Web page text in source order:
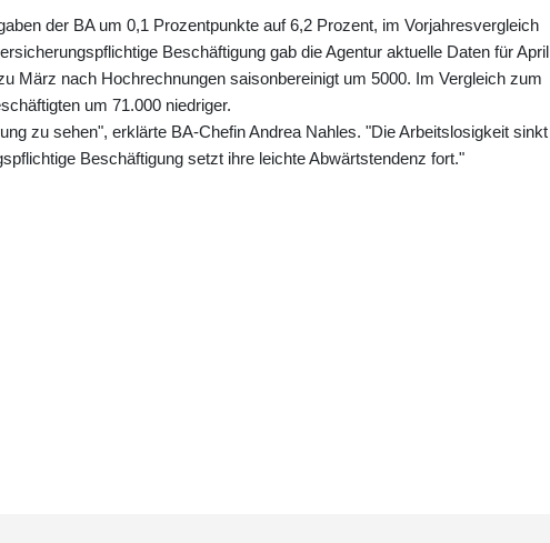
der BA um 0,1 Prozentpunkte auf 6,2 Prozent, im Vorjahresvergleich
Beschäftigung gab die Agentur aktuelle Daten für April
März nach Hochrechnungen saisonbereinigt um 5000. Im Vergleich zum
um 71.000 niedriger.
zu sehen", erklärte BA-Chefin Andrea Nahles. "Die Arbeitslosigkeit sinkt
Beschäftigung setzt ihre leichte Abwärtstendenz fort."